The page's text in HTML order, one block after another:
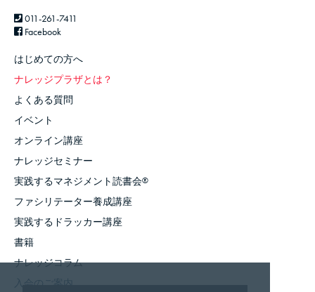
011-261-7411
Facebook
はじめての方へ
ナレッジプラザとは？
よくある質問
イベント
オンライン講座
ナレッジセミナー
実践するマネジメント読書会®
ファシリテーター養成講座
実践するドラッカー講座
書籍
ナレッジコラム
入会のご案内